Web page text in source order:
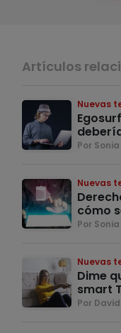
Artículos
Nuevas
Por
Nuevas
cómo
Por
Nuevas
Dime
smart
Por